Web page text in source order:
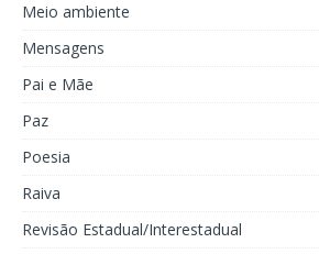
Meio ambiente
Mensagens
Pai e Mãe
Paz
Poesia
Raiva
Revisão Estadual/Interestadual